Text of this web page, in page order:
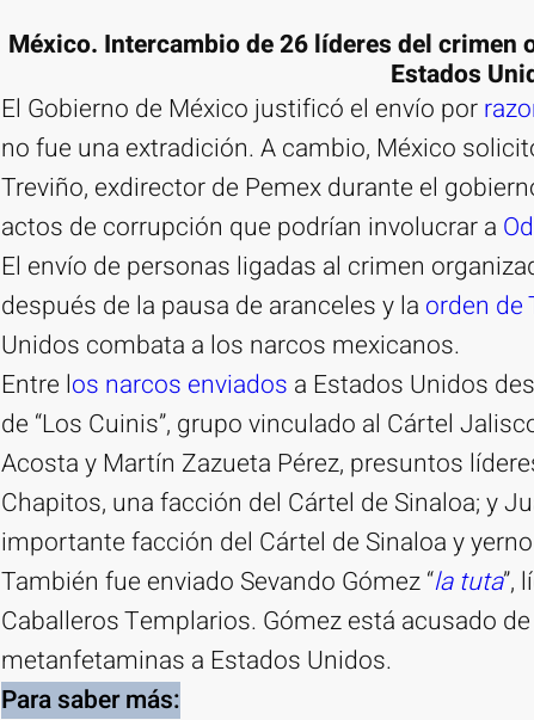
México. Intercambio de 26 líderes del
Estados
El Gobierno de México justificó el envío por
no fue una extradición. A cambio, México
Treviño, exdirector de Pemex durante el
actos de corrupción que podrían involucrar a
El envío de personas ligadas al crimen
después de la pausa de aranceles y la orden de
Unidos combata a los narcos mexicanos.
Entre los narcos enviados a Estados Unidos
de “Los Cuinis”, grupo vinculado al Cártel
Acosta y Martín Zazueta Pérez, presuntos
Chapitos, una facción del Cártel de Sinaloa; y
importante facción del Cártel de Sinaloa y
También fue enviado Sevando Gómez “la tuta”,
Caballeros Templarios. Gómez está acusado
metanfetaminas a Estados Unidos.
Para saber más: